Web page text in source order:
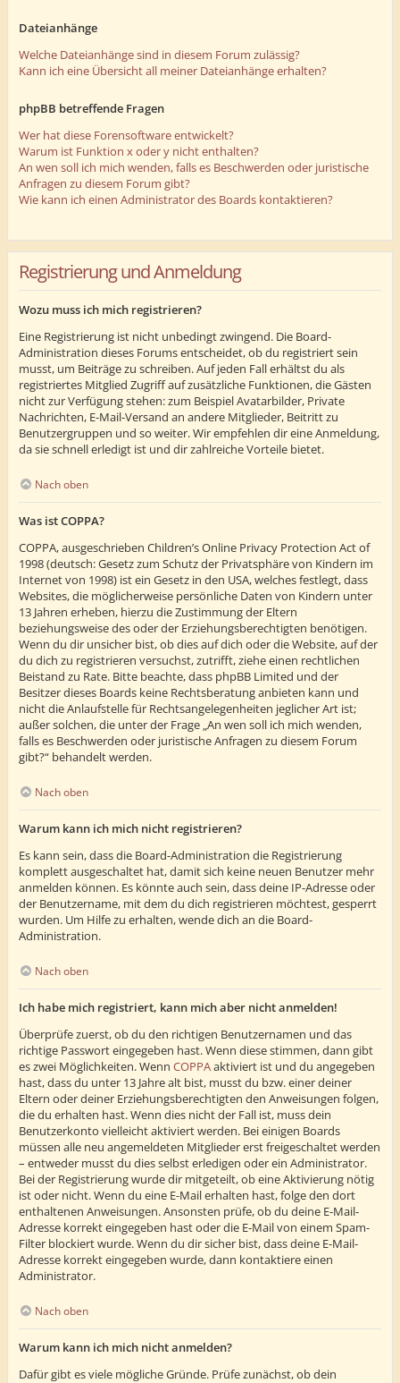
Dateianhänge
Welche Dateianhänge sind in diesem Forum zulässig?
Kann ich eine Übersicht all meiner Dateianhänge erhalten?
phpBB betreffende Fragen
Wer hat diese Forensoftware entwickelt?
Warum ist Funktion x oder y nicht enthalten?
An wen soll ich mich wenden, falls es Beschwerden oder juristische
Anfragen zu diesem Forum gibt?
Wie kann ich einen Administrator des Boards kontaktieren?
Registrierung und Anmeldung
Wozu muss ich mich registrieren?
Eine Registrierung ist nicht unbedingt zwingend. Die Board-
Administration dieses Forums entscheidet, ob du registriert sein
musst, um Beiträge zu schreiben. Auf jeden Fall erhältst du als
registriertes Mitglied Zugriff auf zusätzliche Funktionen, die Gästen
nicht zur Verfügung stehen: zum Beispiel Avatarbilder, Private
Nachrichten, E-Mail-Versand an andere Mitglieder, Beitritt zu
Benutzergruppen und so weiter. Wir empfehlen dir eine Anmeldung,
da sie schnell erledigt ist und dir zahlreiche Vorteile bietet.
Nach oben
Was ist COPPA?
COPPA, ausgeschrieben Children’s Online Privacy Protection Act of
1998 (deutsch: Gesetz zum Schutz der Privatsphäre von Kindern im
Internet von 1998) ist ein Gesetz in den USA, welches festlegt, dass
Websites, die möglicherweise persönliche Daten von Kindern unter
13 Jahren erheben, hierzu die Zustimmung der Eltern
beziehungsweise des oder der Erziehungsberechtigten benötigen.
Wenn du dir unsicher bist, ob dies auf dich oder die Website, auf der
du dich zu registrieren versuchst, zutrifft, ziehe einen rechtlichen
Beistand zu Rate. Bitte beachte, dass phpBB Limited und der
Besitzer dieses Boards keine Rechtsberatung anbieten kann und
nicht die Anlaufstelle für Rechtsangelegenheiten jeglicher Art ist;
außer solchen, die unter der Frage „An wen soll ich mich wenden,
falls es Beschwerden oder juristische Anfragen zu diesem Forum
gibt?“ behandelt werden.
Nach oben
Warum kann ich mich nicht registrieren?
Es kann sein, dass die Board-Administration die Registrierung
komplett ausgeschaltet hat, damit sich keine neuen Benutzer mehr
anmelden können. Es könnte auch sein, dass deine IP-Adresse oder
der Benutzername, mit dem du dich registrieren möchtest, gesperrt
wurden. Um Hilfe zu erhalten, wende dich an die Board-
Administration.
Nach oben
Ich habe mich registriert, kann mich aber nicht anmelden!
Überprüfe zuerst, ob du den richtigen Benutzernamen und das
richtige Passwort eingegeben hast. Wenn diese stimmen, dann gibt
es zwei Möglichkeiten. Wenn COPPAaktiviert ist und du angegeben
hast, dass du unter 13 Jahre alt bist, musst du bzw. einer deiner
Eltern oder deiner Erziehungsberechtigten den Anweisungen folgen,
die du erhalten hast. Wenn dies nicht der Fall ist, muss dein
Benutzerkonto vielleicht aktiviert werden. Bei einigen Boards
müssen alle neu angemeldeten Mitglieder erst freigeschaltet werden
– entweder musst du dies selbst erledigen oder ein Administrator.
Bei der Registrierung wurde dir mitgeteilt, ob eine Aktivierung nötig
ist oder nicht. Wenn du eine E-Mail erhalten hast, folge den dort
enthaltenen Anweisungen. Ansonsten prüfe, ob du deine E-Mail-
Adresse korrekt eingegeben hast oder die E-Mail von einem Spam-
Filter blockiert wurde. Wenn du dir sicher bist, dass deine E-Mail-
Adresse korrekt eingegeben wurde, dann kontaktiere einen
Administrator.
Nach oben
Warum kann ich mich nicht anmelden?
Dafür gibt es viele mögliche Gründe. Prüfe zunächst, ob dein